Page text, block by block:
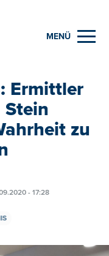
MENÜ
Ermittler
Stein
zu
- 17:28